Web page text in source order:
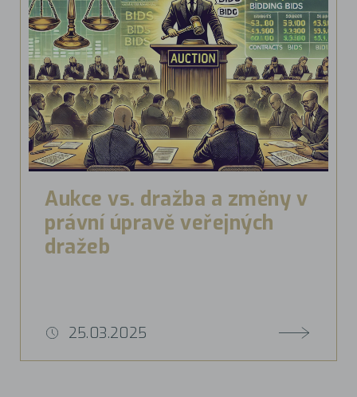
Aukce vs. dražba a změny v
právní úpravě veřejných
dražeb
25.03.2025